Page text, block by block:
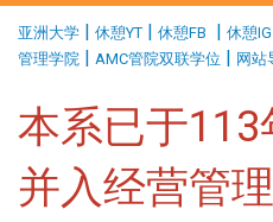
亚洲大学 | 休憩YT | 休憩FB | 休憩IG
管理学院 | AMC管院双联学位 | 网站
本系已于113
并入经营管